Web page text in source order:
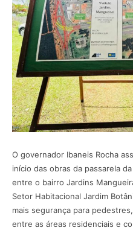
O governador Ibaneis Rocha
início das obras da passarela
entre o bairro Jardins
Setor Habitacional Jardim
mais segurança para
entre as áreas residenciais e